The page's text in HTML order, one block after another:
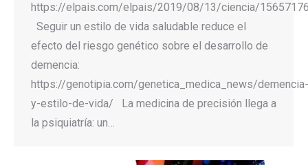
https://elpais.com/elpais/2019/08/13/ciencia/
Seguir un estilo de vida saludable reduce el
efecto del riesgo genético sobre el desarrollo de
demencia:
https://genotipia.com/genetica_medica_news/demencia-
y-estilo-de-vida/ La medicina de precisión llega a
la psiquiatría: un…